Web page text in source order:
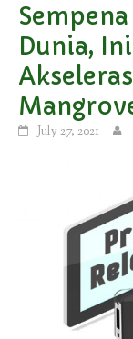
Dunia,
July 27, 2021